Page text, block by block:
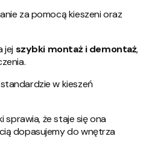
za pomocą kieszeni oraz
jej szybki montaż i demontaż,
w kieszeń
że staje się ona
dopasujemy do wnętrza